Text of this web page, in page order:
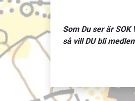
Som Du ser är
så vill DU bli